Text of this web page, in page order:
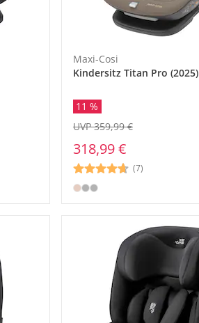
Maxi-Cosi
Kindersitz Titan Pro (2025)
11 %
318,99 €
UVP 359,99 €
(7)